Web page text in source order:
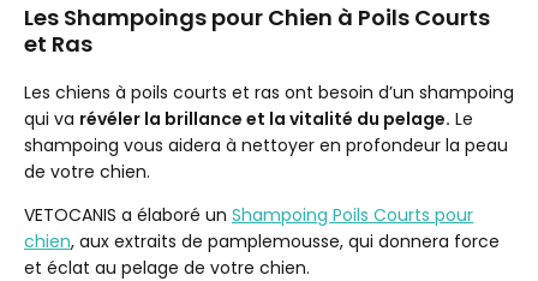
Les Shampoings pour Chien à Poils Courts
et Ras
Les chiens à poils courts et ras ont besoin d’un shampoing
qui va révéler la brillance et la vitalité du pelage. Le
shampoing vous aidera à nettoyer en profondeur la peau
de votre chien.
VETOCANIS a élaboré un Shampoing Poils Courts pour
chien, aux extraits de pamplemousse, qui donnera force
et éclat au pelage de votre chien.